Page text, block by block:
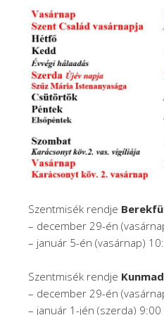
Szentmisék rendje
– december 29-én
– január 5-én (vasárnap)
Szentmisék rendje
– december 29-én
– január 1-jén (szerda)